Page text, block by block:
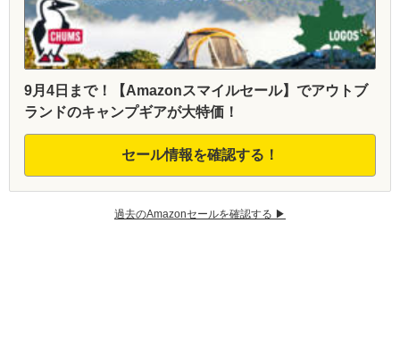
9月4日まで！【Amazonスマイルセール】でアウトブ
ランドのキャンプギアが大特価！
セール情報を確認する！
過去のAmazonセールを確認する ▶︎